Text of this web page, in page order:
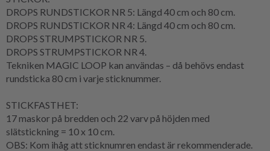
DROPS RUNDSTICKOR NR 5: Längd 40 cm och 80 cm.
DROPS RUNDSTICKOR NR 4: Längd 40 cm och 80 cm.
DROPS STRUMPSTICKOR NR 5.
DROPS STRUMPSTICKOR NR 4.
Tekniken MAGIC LOOP kan användas – då behövs endast
rundsticka 80 cm i varje sticknummer.
STICKFASTHET:
17 maskor på bredden och 22 varv på höjden med
slätstickning = 10 x 10 cm.
OBS: Kom ihåg att sticknumren endast är rekommenderade.